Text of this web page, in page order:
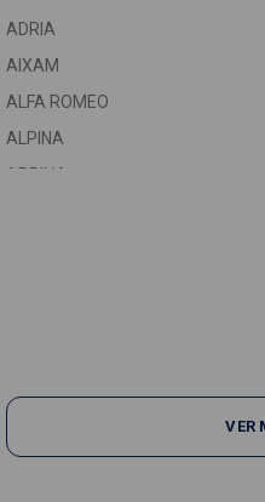
ADRIA
AIXAM
ALFA ROMEO
ALPINA
VER